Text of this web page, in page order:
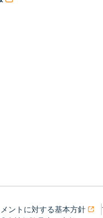
ントに対する基本方針